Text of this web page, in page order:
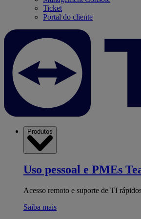
Ticket
Portal do cliente
Produtos
Uso pessoal e PMEs
Acesso remoto e suporte de TI
Saiba mais